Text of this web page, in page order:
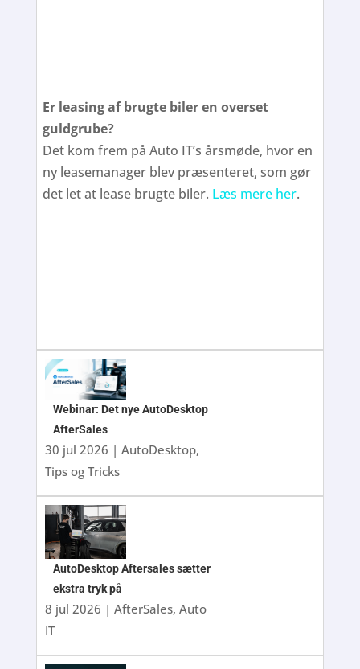
Er leasing af brugte biler en overset
guldgrube?
Det kom frem på Auto IT’s årsmøde, hvor en
ny leasemanager blev præsenteret, som gør
det let at lease brugte biler. Læs mere her.
Webinar: Det nye AutoDesktop
AfterSales
30 jul 2026 | AutoDesktop,
Tips og Tricks
AutoDesktop Aftersales sætter
ekstra tryk på
8 jul 2026 | AfterSales, Auto
IT